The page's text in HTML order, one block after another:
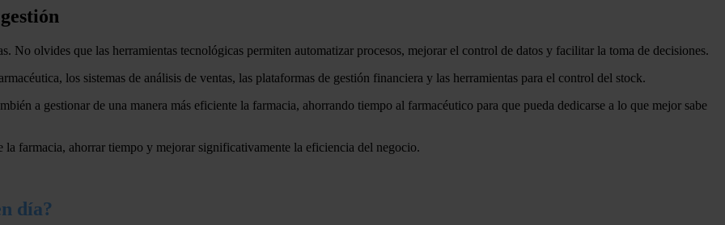
No olvides que las herramientas tecnológicas permiten automatizar procesos, mejorar el control de datos y facilitar la toma de decisiones.
los sistemas de análisis de ventas, las plataformas de gestión financiera y las herramientas para el control del stock.
a gestionar de una manera más eficiente la farmacia, ahorrando tiempo al farmacéutico para que pueda dedicarse a lo que mejor sabe
farmacia, ahorrar tiempo y mejorar significativamente la eficiencia del negocio.
día?